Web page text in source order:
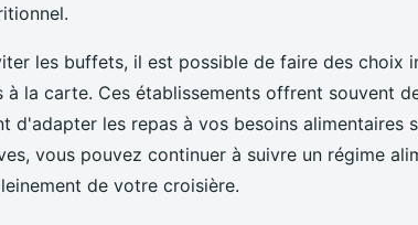
les buffets, il est possible de faire des choix
la carte. Ces établissements offrent souvent
d'adapter les repas à vos besoins alimentaires
vous pouvez continuer à suivre un régime
de votre croisière.